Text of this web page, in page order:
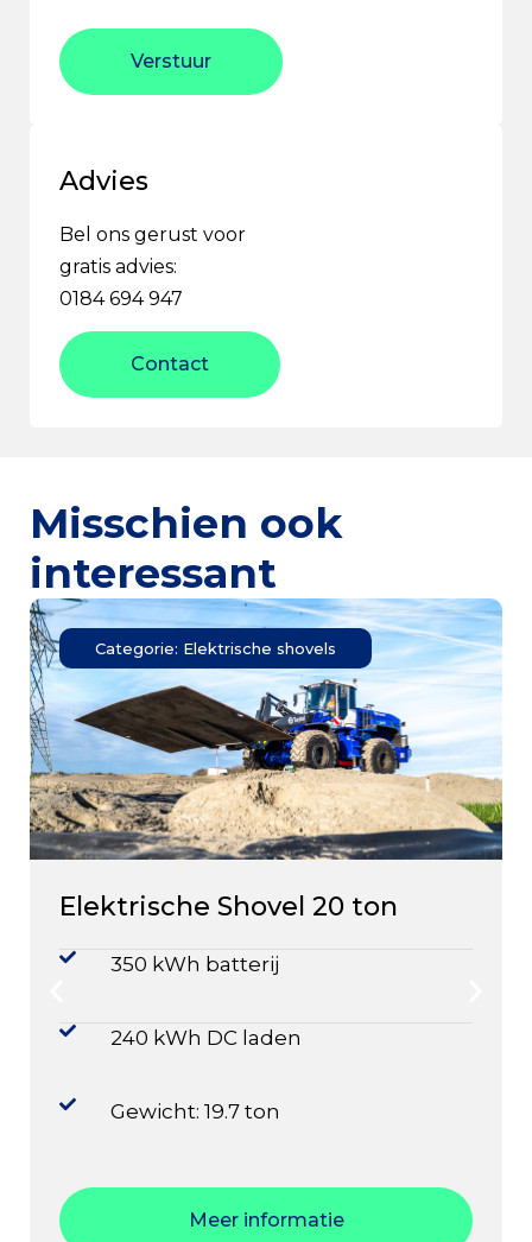
Verstuur
Advies
Bel ons gerust voor
gratis advies:
0184 694 947
Contact
Misschien ook
interessant
Categorie: Elektrische shovels
Elektrische Shovel 20 ton
350 kWh batterij
240 kWh DC laden
Gewicht: 19.7 ton
Meer informatie